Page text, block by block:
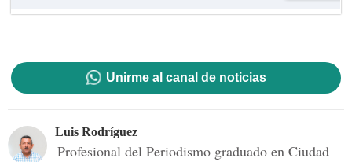
Unirme al canal de noticias
Luis Rodríguez
Profesional del Periodismo graduado en Ciudad